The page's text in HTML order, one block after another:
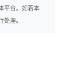
平台。如若本
理。